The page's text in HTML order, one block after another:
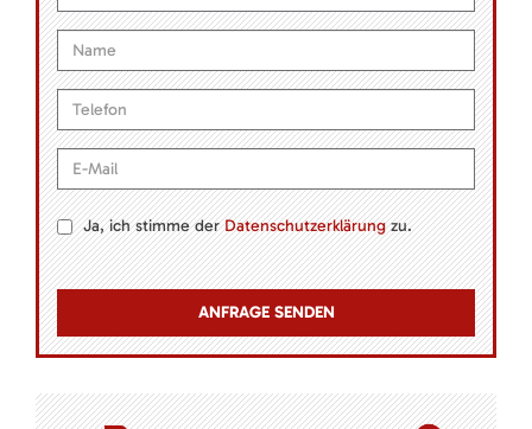
Ja, ich stimme derDatenschutzerklärungzu.